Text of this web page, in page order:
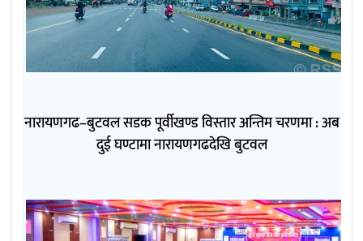
नारायणगढ–बुटवल सडक पूर्वीखण्ड विस्तार अन्तिम चरणमा : अब
दुई घण्टामा नारायणगढदेखि बुटवल